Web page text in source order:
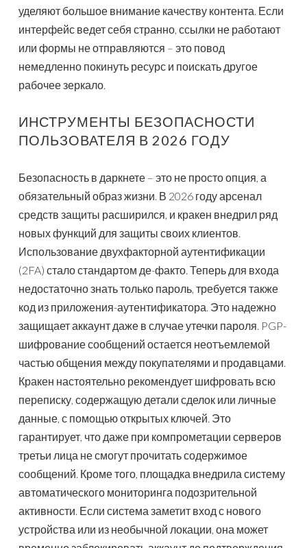
уделяют большое внимание качеству контента. Если
интерфейс ведет себя странно, ссылки не работают
или формы не отправляются – это повод
немедленно покинуть ресурс и поискать другое
рабочее зеркало.
ИНСТРУМЕНТЫ БЕЗОПАСНОСТИ
ПОЛЬЗОВАТЕЛЯ В 2026 ГОДУ
Безопасность в даркнете – это не просто опция, а
обязательный образ жизни. В 2026 году арсенал
средств защиты расширился, и кракен внедрил ряд
новых функций для защиты своих клиентов.
Использование двухфакторной аутентификации
(2FA) стало стандартом де-факто. Теперь для входа
недостаточно знать только пароль, требуется также
код из приложения-аутентификатора. Это надежно
защищает аккаунт даже в случае утечки пароля. PGP-
шифрование сообщений остается неотъемлемой
частью общения между покупателями и продавцами.
Кракен настоятельно рекомендует шифровать всю
переписку, содержащую детали сделок или личные
данные, с помощью открытых ключей. Это
гарантирует, что даже при компрометации серверов
третьи лица не смогут прочитать содержимое
сообщений. Кроме того, площадка внедрила систему
автоматического мониторинга подозрительной
активности. Если система заметит вход с нового
устройства или из необычной локации, она может